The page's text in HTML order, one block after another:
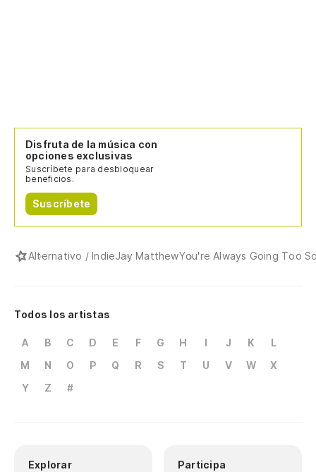
Disfruta de la música con
opciones exclusivas
Suscríbete para desbloquear
beneficios.
Suscríbete
Alternativo / IndieJay MatthewYou're Always Going Too
Todos los artistas
A B C D E F G H I J K
L
M
N O P Q R S T U V W
X
Y
Z #
Explorar Participa